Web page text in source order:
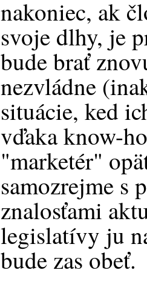
nakoniec, ak
svoje dlhy, je
bude brať
nezvládne
situácie, ked
vďaka know-
"marketér"
samozrejme s
znalosťami
legislatívy ju
bude zas obeť.